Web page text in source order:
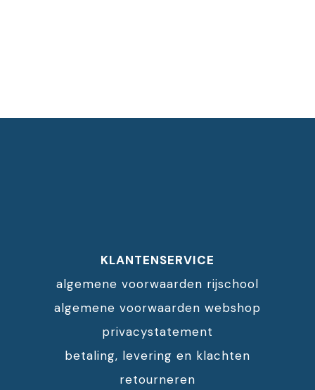
KLANTENSERVICE
algemene voorwaarden rijschool
algemene voorwaarden webshop
privacystatement
betaling, levering en klachten
retourneren